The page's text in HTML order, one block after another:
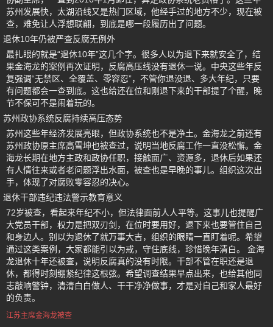
苏州发展快，太湖沿线又是热门区域，他经手过的地方不少，现在被
查，难免让人浮想联翩，到底是哪一段履历出了问题。
退休10年仍被严查反腐无例外
最扎眼的就是“退休10年”这几个字。很多人以为退下来就安全了，结
果金海龙的案例再次证明，反腐高压线没有退休一说。中央这些年反
复强调“无禁区、全覆盖、零容忍”，不管你退没退、多大年纪，只要
有问题都会一查到底。这也给还在位和刚退下来的干部提了个醒，晚
节不保可不是闹着玩的。
苏州政协系统反腐持续高压态势
苏州这些年经济发展亮眼，但政协系统也不是净土。金海龙之前还有
苏州政协原主席高雪坤也被查过，说明当地反腐工作一直没松懈。金
海龙长期在地方主政和政协任职，接触面广、资源多，退休后如果还
有人情往来或者老问题浮出水面，被查也是早晚的事儿。组织这次出
手，体现了对腐败零容忍的决心。
退休干部违纪违法警示教育意义
72岁被查，看起来年纪不小，但法律面前人人平等。这事儿也提醒广
大党员干部，权力是把双刃剑，在位时要用好，退下来也要管住自己
和身边人。别以为退休了就万事大吉，组织的眼睛一直盯着呢。希望
通过这类案例，大家都能引以为戒，守住底线，珍惜晚年清白。 金海
龙退休十年还被查，说明反腐真的没有时限。干部不管在职还是退
休，都得时刻绷紧纪律这根弦。希望调查结果早点出来，也给其他同
志敲响警钟，清清白白做人、干干净净做事，才是对自己和家人最好
的负责。
江苏主席金海龙被查